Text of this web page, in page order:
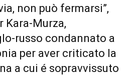
non può fermarsi”,
Kara-Murza,
russo condannato a
per aver criticato la
a cui é sopravvissuto